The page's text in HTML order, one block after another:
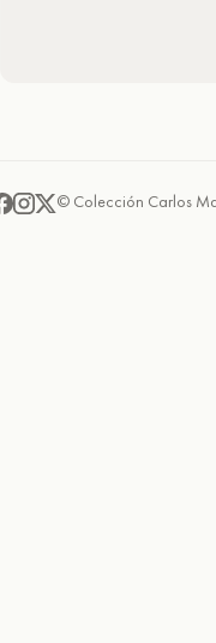
© Colección Carlos